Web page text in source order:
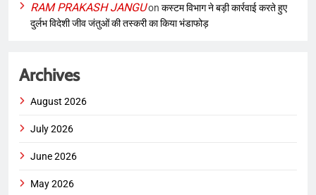
RAM PRAKASH JANGUon कस्टम विभाग ने बड़ी कार्रवाई करते हुए
दुर्लभ विदेशी जीव जंतुओं की तस्करी का किया भंडाफोड़
Archives
August 2026
July 2026
June 2026
May 2026